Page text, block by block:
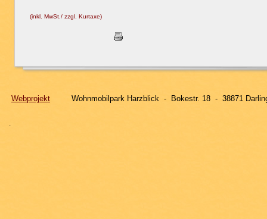
(inkl. MwSt./ zzgl. Kurtaxe)
Webprojekt Wohnmobilpark Harzblick - Bokestr. 18 -
.